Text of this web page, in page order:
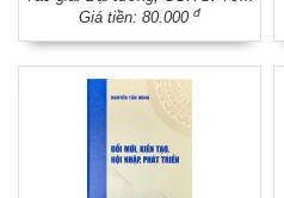
(Xuất bản lần thứ ba)
Giá tiền: 80.000 đ